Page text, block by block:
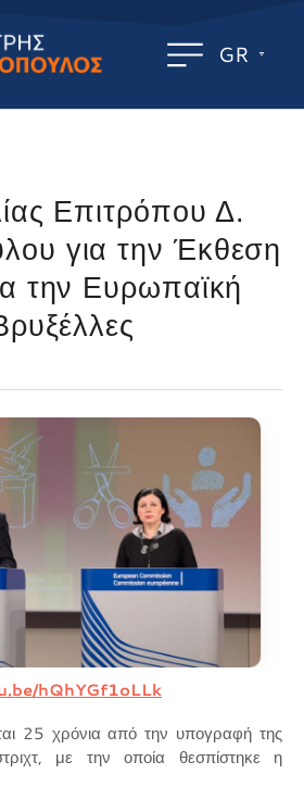
GR
Επιτρόπου Δ.
για την Έκθεση
την Ευρωπαϊκή
hQhYGf1oLLk
25 χρόνια από την υπογραφή της
με την οποία θεσπίστηκε η